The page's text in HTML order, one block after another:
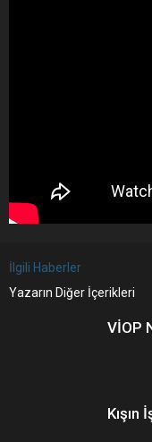
İlgili Haberler
Yazarın Diğer İçerikleri
VİOP